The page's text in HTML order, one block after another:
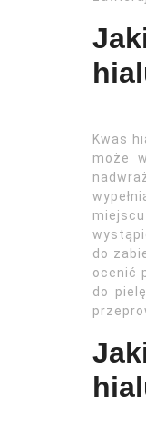
Kwas
może
do
ocenić
do